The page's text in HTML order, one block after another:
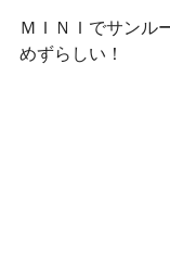
ＭＩＮＩでサンル
めずらしい！